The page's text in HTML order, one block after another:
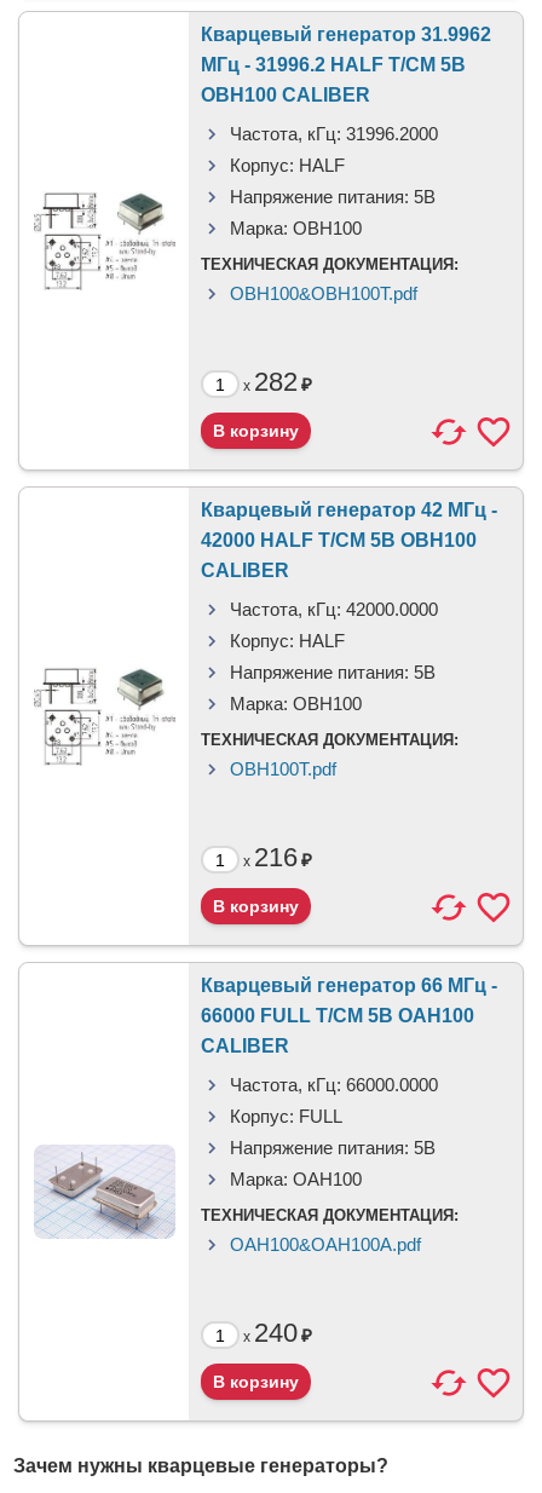
Кварцевый генератор 31.9962
МГц - 31996.2 HALF T/CM 5В
OBH100 CALIBER
Частота, кГц: 31996.2000
Корпус: HALF
Напряжение питания: 5В
Марка: OBH100
ТЕХНИЧЕСКАЯ ДОКУМЕНТАЦИЯ:
OBH100&OBH100T.pdf
x 282₽
Кварцевый генератор 42 МГц -
42000 HALF T/CM 5В OBH100
CALIBER
Частота, кГц: 42000.0000
Корпус: HALF
Напряжение питания: 5В
Марка: OBH100
ТЕХНИЧЕСКАЯ ДОКУМЕНТАЦИЯ:
OBH100T.pdf
x 216₽
Кварцевый генератор 66 МГц -
66000 FULL T/CM 5В OAH100
CALIBER
Частота, кГц: 66000.0000
Корпус: FULL
Напряжение питания: 5В
Марка: OAH100
ТЕХНИЧЕСКАЯ ДОКУМЕНТАЦИЯ:
OAH100&OAH100A.pdf
x 240₽
Зачем нужны кварцевые генераторы?